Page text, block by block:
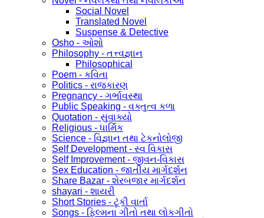
Social Novel
Translated Novel
Suspense & Detective
Osho - ઓશો
Philosophy - તત્ત્વજ્ઞાન
Philosophical
Poem - કવિતા
Politics - રાજકારણ
Pregnancy - ગર્ભાવસ્થા
Public Speaking - વક્તુત્વ કળા
Quotation - સુવાક્યો
Religious - ધાર્મિક
Science - વિજ્ઞાન તથા ટેકનોલોજી
Self Development - સ્વ વિકાસ
Self Improvement - જીવન-વિકાસ
Sex Education - જાતીય માર્ગદર્શન
Share Bazar - શેરબજાર માર્ગદર્શન
shayari - શાયરી
Short Stories - ટૂંકી વાર્તા
Songs - ફિલ્મના ગીતો તથા લોકગીતો